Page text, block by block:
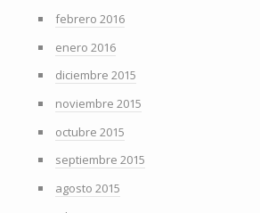
febrero 2016
enero 2016
diciembre 2015
noviembre 2015
octubre 2015
septiembre 2015
agosto 2015